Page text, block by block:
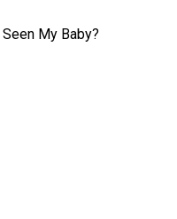
My Baby?